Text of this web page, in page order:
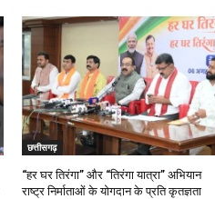
छत्तीसगढ़
“हर घर तिरंगा” और “तिरंगा यात्रा” अभियान
राष्ट्र निर्माताओं के योगदान के प्रति कृतज्ञता